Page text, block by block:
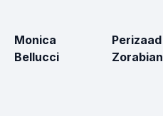
Monica
Bellucci
Perizaad
Zorabian